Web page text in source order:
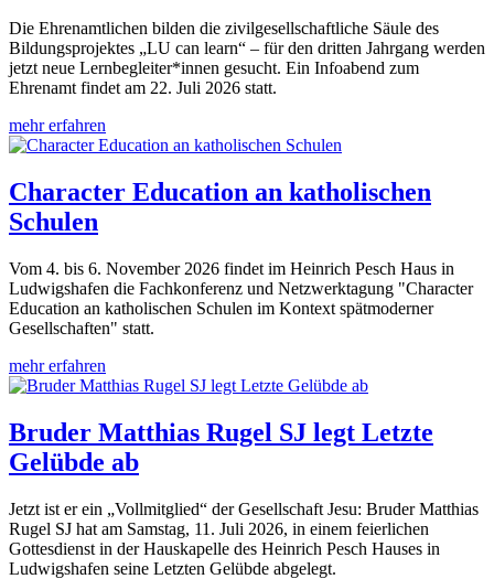
Die Ehrenamtlichen bilden die zivilgesellschaftliche Säule des
Bildungsprojektes „LU can learn“ – für den dritten Jahrgang werden
jetzt neue Lernbegleiter*innen gesucht. Ein Infoabend zum
Ehrenamt findet am 22. Juli 2026 statt.
mehr erfahren
Character Education an katholischen
Schulen
Vom 4. bis 6. November 2026 findet im Heinrich Pesch Haus in
Ludwigshafen die Fachkonferenz und Netzwerktagung "Character
Education an katholischen Schulen im Kontext spätmoderner
Gesellschaften" statt.
mehr erfahren
Bruder Matthias Rugel SJ legt Letzte
Gelübde ab
Jetzt ist er ein „Vollmitglied“ der Gesellschaft Jesu: Bruder Matthias
Rugel SJ hat am Samstag, 11. Juli 2026, in einem feierlichen
Gottesdienst in der Hauskapelle des Heinrich Pesch Hauses in
Ludwigshafen seine Letzten Gelübde abgelegt.